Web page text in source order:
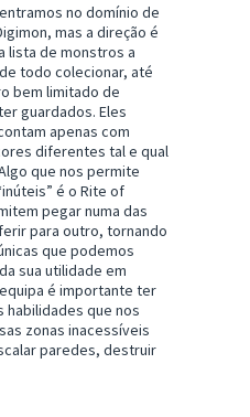
no domínio de
mas a direção é
lista de monstros a
todo colecionar, até
bem limitado de
guardados. Eles
apenas com
diferentes tal e qual
que nos permite
é o Rite of
pegar numa das
para outro, tornando
que podemos
sua utilidade em
é importante ter
habilidades que nos
zonas inacessíveis
paredes, destruir